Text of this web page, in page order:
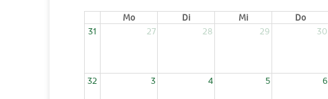
Mo Di Mi Do
31
27 28 29 30
32 3 4 5 6